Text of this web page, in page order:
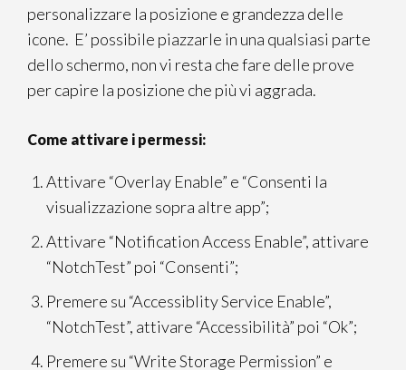
personalizzare la posizione e grandezza delle
icone. E’ possibile piazzarle in una qualsiasi parte
dello schermo, non vi resta che fare delle prove
per capire la posizione che più vi aggrada.
Come attivare i permessi:
Attivare “Overlay Enable” e “Consenti la
visualizzazione sopra altre app”;
Attivare “Notification Access Enable”, attivare
“NotchTest” poi “Consenti”;
Premere su “Accessiblity Service Enable”,
“NotchTest”, attivare “Accessibilità” poi “Ok”;
Premere su “Write Storage Permission” e